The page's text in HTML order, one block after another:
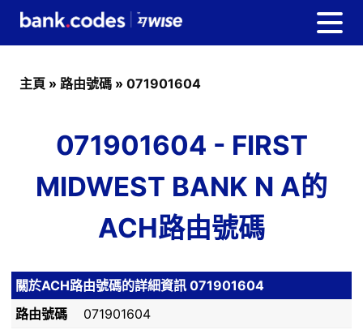
主頁 » 路由號碼 » 071901604
071901604 - FIRST
MIDWEST BANK N A的
ACH路由號碼
關於ACH路由號碼的詳細資訊 071901604
路由號碼
071901604